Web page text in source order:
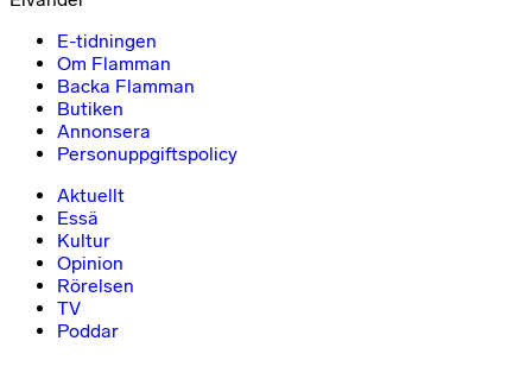
E-tidningen
Om Flamman
Backa Flamman
Butiken
Annonsera
Personuppgiftspolicy
Aktuellt
Essä
Kultur
Opinion
Rörelsen
TV
Poddar